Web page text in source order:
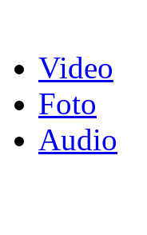
Video
Foto
Audio